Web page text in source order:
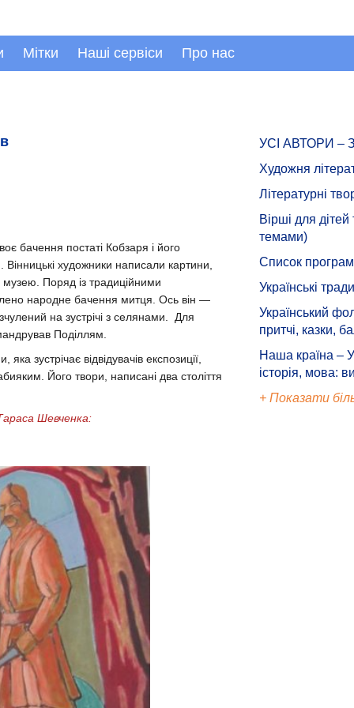
Мітки Наші сервіси Про нас
бачення постаті Кобзаря і його
Вінницькі художники написали картини,
музею. Поряд із традиційними
народне бачення митця. Ось він —
на зустрічі з селянами. Для
Поділлям.
зустрічає відвідувачів експозиції,
Його твори, написані два століття
Шевченка:
УСІ АВТОРИ –
Художня
Літературні
Вірші для
темами)
Список
Українські
Український
притчі, казки,
Наша країна –
історія, мова:
+ Показати